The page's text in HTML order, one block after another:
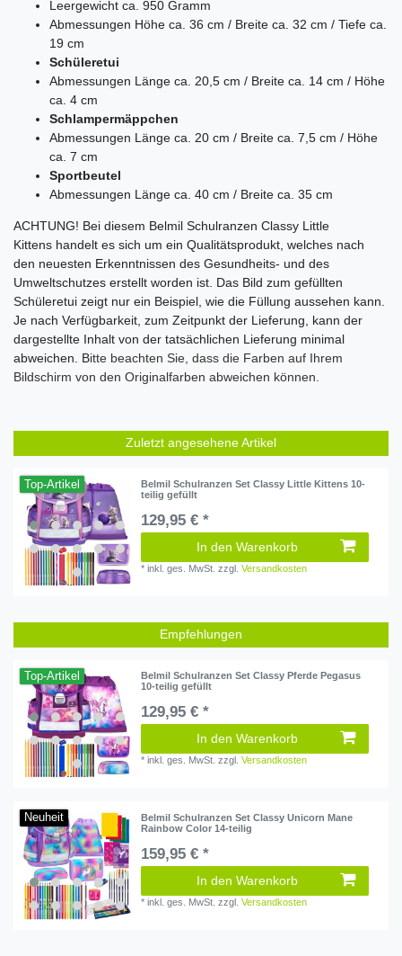
Leergewicht ca. 950 Gramm
Abmessungen Höhe ca. 36 cm / Breite ca. 32 cm / Tiefe ca.
19 cm
Schüleretui
Abmessungen Länge ca. 20,5 cm / Breite ca. 14 cm / Höhe
ca. 4 cm
Schlampermäppchen
Abmessungen Länge ca. 20 cm / Breite ca. 7,5 cm / Höhe
ca. 7 cm
Sportbeutel
Abmessungen Länge ca. 40 cm / Breite ca. 35 cm
ACHTUNG! Bei diesem Belmil Schulranzen Classy Little
Kittens handelt es sich um ein Qualitätsprodukt, welches nach
den neuesten Erkenntnissen des Gesundheits- und des
Umweltschutzes erstellt worden ist. Das Bild zum gefüllten
Schüleretui zeigt nur ein Beispiel, wie die Füllung aussehen kann.
Je nach Verfügbarkeit, zum Zeitpunkt der Lieferung, kann der
dargestellte Inhalt von der tatsächlichen Lieferung minimal
abweichen. Bitte beachten Sie, dass die Farben auf Ihrem
Bildschirm von den Originalfarben abweichen können.
Zuletzt angesehene Artikel
Top-Artikel
Belmil Schulranzen Set Classy Little Kittens 10-
teilig gefüllt
129,95 € *
In den Warenkorb
*inkl. ges. MwSt. zzgl.Versandkosten
Empfehlungen
Top-Artikel
Belmil Schulranzen Set Classy Pferde Pegasus
10-teilig gefüllt
129,95 € *
In den Warenkorb
*inkl. ges. MwSt. zzgl.Versandkosten
Neuheit
Belmil Schulranzen Set Classy Unicorn Mane
Rainbow Color 14-teilig
159,95 € *
In den Warenkorb
*inkl. ges. MwSt. zzgl.Versandkosten